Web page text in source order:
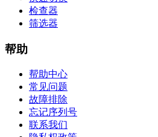
检查器
筛选器
帮助
帮助中心
常见问题
故障排除
忘记序列号
联系我们